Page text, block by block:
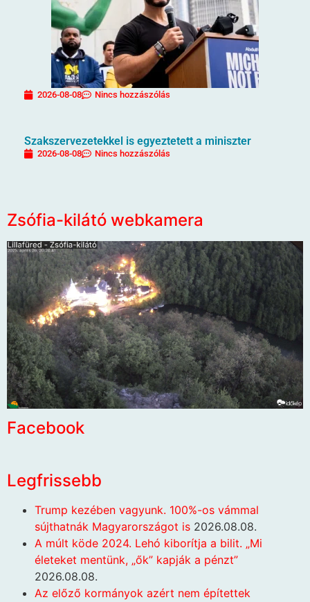
2026-08-08 Nincs hozzászólás
Szakszervezetekkel is egyeztetett a miniszter
2026-08-08 Nincs hozzászólás
Zsófia-kilátó webkamera
Facebook
Legfrissebb
Trump kezében vagyunk. 100%-os vámmal
sújthatnák Magyarországot is 2026.08.08.
A múlt köde 2024. Lehó kiborítja a bilit. „Mi
életeket mentünk, „ők” kapják a pénzt”
2026.08.08.
Az előző kormányok azért nem építettek